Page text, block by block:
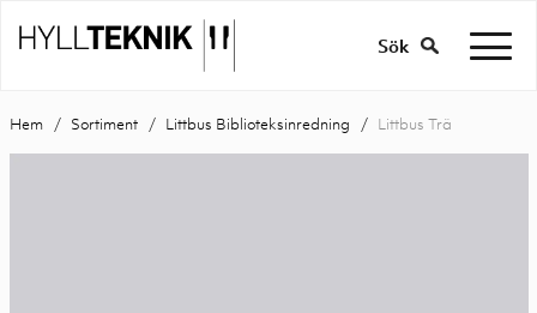
Sök
Hem Sortiment Littbus Biblioteksinredning Littbus Trä